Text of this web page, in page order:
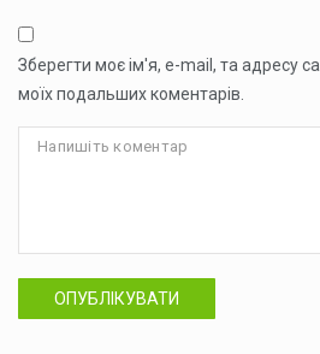
Зберегти моє ім'я, e-mail, та адресу
моїх подальших коментарів.
ОПУБЛІКУВАТИ